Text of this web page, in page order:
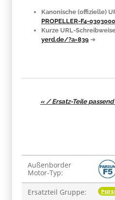
Kanonische (offizielle)
PROPELLER-F4-
Kurze URL-
yerd.de/?a=839 ➔
« / Ersatz-Teile passend
Produkteigenschaft
Wert
Außenborder
Motor-Typ:
Ersatzteil Gruppe: